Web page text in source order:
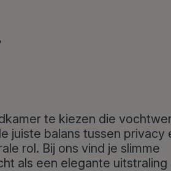
te kiezen die
juiste balans tussen privacy
rol. Bij ons vind je slimme
als een elegante uitstraling